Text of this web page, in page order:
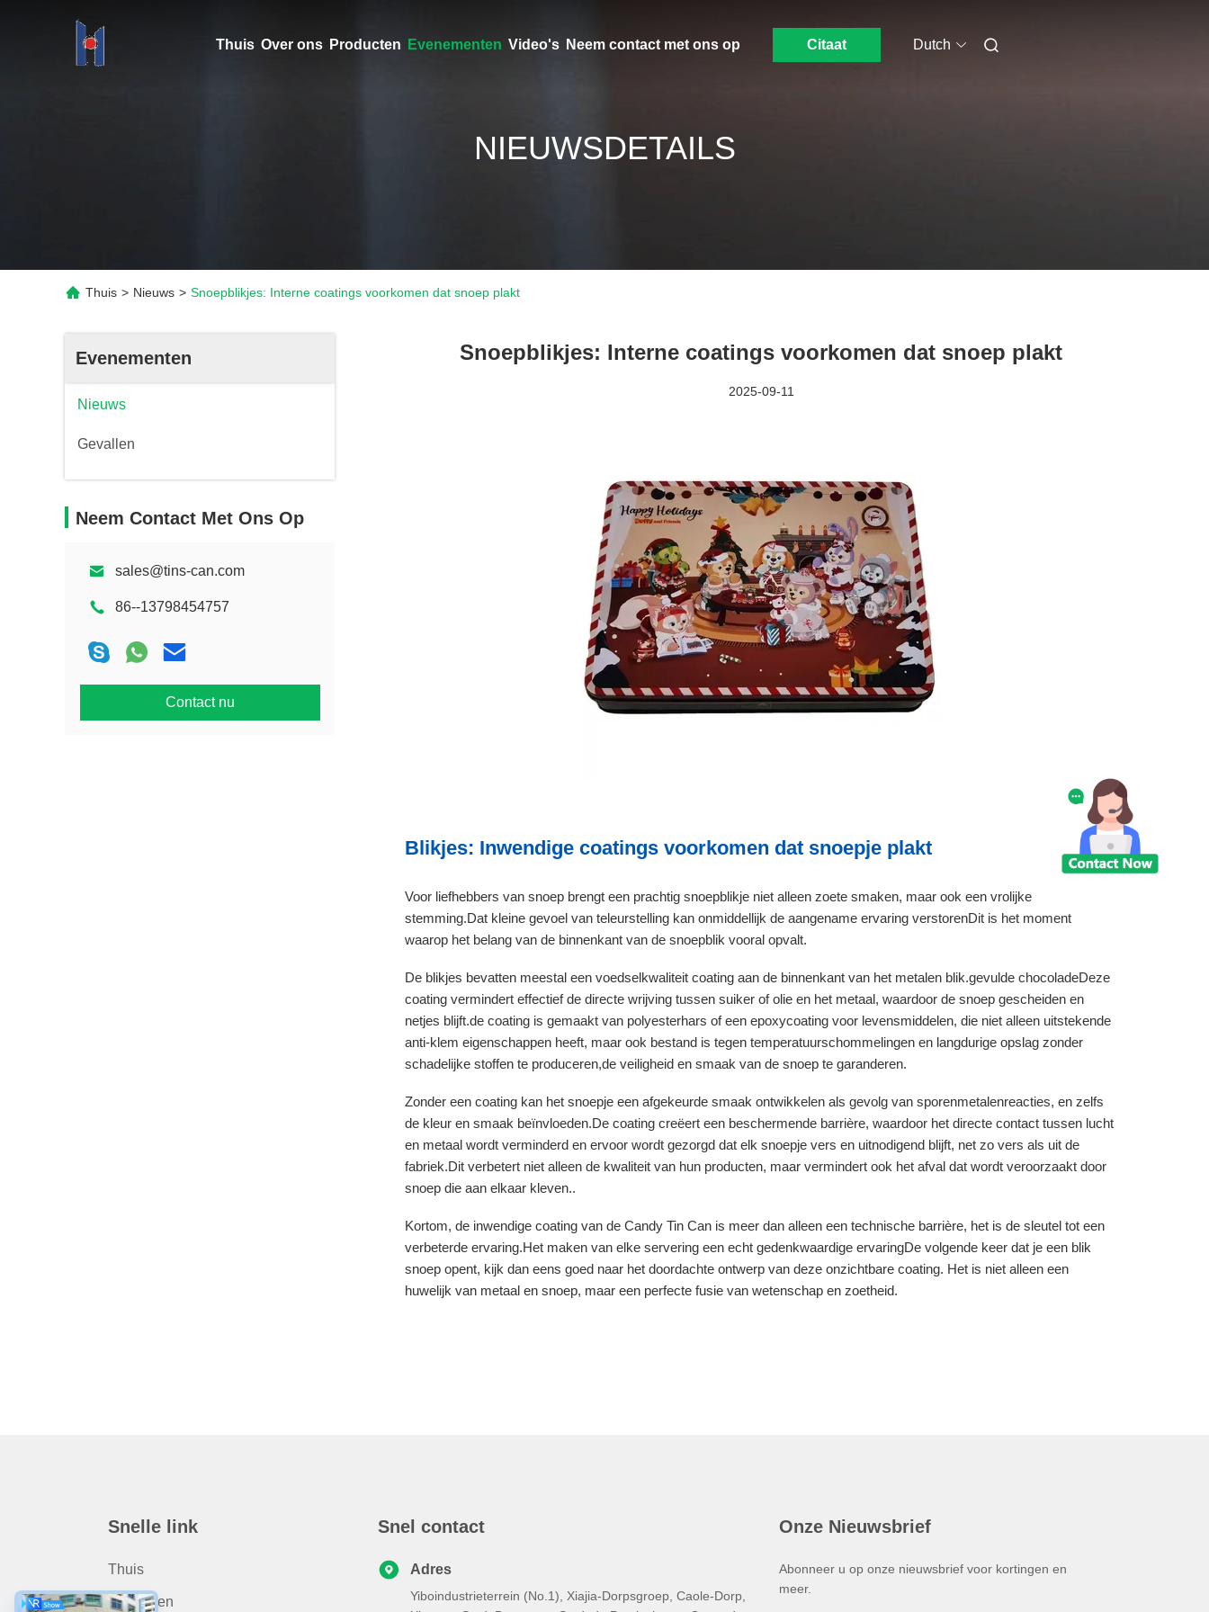
Thuis Over ons Producten Evenementen Video's Neem contact met ons op Citaat Dutch
NIEUWSDETAILS
Thuis > Nieuws > Snoepblikjes: Interne coatings voorkomen dat snoep plakt
Evenementen
Nieuws
Gevallen
Neem Contact Met Ons Op
sales@tins-can.com
86--13798454757
Contact nu
Snoepblikjes: Interne coatings voorkomen dat snoep plakt
2025-09-11
Blikjes: Inwendige coatings voorkomen dat snoepje plakt
Voor liefhebbers van snoep brengt een prachtig snoepblikje niet alleen zoete smaken, maar ook een vrolijke
stemming.Dat kleine gevoel van teleurstelling kan onmiddellijk de aangename ervaring verstorenDit is het moment
waarop het belang van de binnenkant van de snoepblik vooral opvalt.
De blikjes bevatten meestal een voedselkwaliteit coating aan de binnenkant van het metalen blik.gevulde chocoladeDeze
coating vermindert effectief de directe wrijving tussen suiker of olie en het metaal, waardoor de snoep gescheiden en
netjes blijft.de coating is gemaakt van polyesterhars of een epoxycoating voor levensmiddelen, die niet alleen uitstekende
anti-klem eigenschappen heeft, maar ook bestand is tegen temperatuurschommelingen en langdurige opslag zonder
schadelijke stoffen te produceren,de veiligheid en smaak van de snoep te garanderen.
Zonder een coating kan het snoepje een afgekeurde smaak ontwikkelen als gevolg van sporenmetalenreacties, en zelfs
de kleur en smaak beïnvloeden.De coating creëert een beschermende barrière, waardoor het directe contact tussen lucht
en metaal wordt verminderd en ervoor wordt gezorgd dat elk snoepje vers en uitnodigend blijft, net zo vers als uit de
fabriek.Dit verbetert niet alleen de kwaliteit van hun producten, maar vermindert ook het afval dat wordt veroorzaakt door
snoep die aan elkaar kleven..
Kortom, de inwendige coating van de Candy Tin Can is meer dan alleen een technische barrière, het is de sleutel tot een
verbeterde ervaring.Het maken van elke servering een echt gedenkwaardige ervaringDe volgende keer dat je een blik
snoep opent, kijk dan eens goed naar het doordachte ontwerp van deze onzichtbare coating. Het is niet alleen een
huwelijk van metaal en snoep, maar een perfecte fusie van wetenschap en zoetheid.
Snelle link
Thuis
Producten
Snel contact
Adres
Yiboindustrieterrein (No.1), Xiajia-Dorpsgroep, Caole-Dorp,
Onze Nieuwsbrief
Abonneer u op onze nieuwsbrief voor kortingen en
meer.